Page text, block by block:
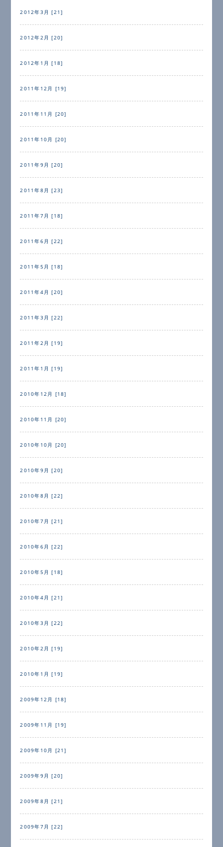
2012年3月 [21]
2012年2月 [20]
2012年1月 [18]
2011年12月 [19]
2011年11月 [20]
2011年10月 [20]
2011年9月 [20]
2011年8月 [23]
2011年7月 [18]
2011年6月 [22]
2011年5月 [18]
2011年4月 [20]
2011年3月 [22]
2011年2月 [19]
2011年1月 [19]
2010年12月 [18]
2010年11月 [20]
2010年10月 [20]
2010年9月 [20]
2010年8月 [22]
2010年7月 [21]
2010年6月 [22]
2010年5月 [18]
2010年4月 [21]
2010年3月 [22]
2010年2月 [19]
2010年1月 [19]
2009年12月 [18]
2009年11月 [19]
2009年10月 [21]
2009年9月 [20]
2009年8月 [21]
2009年7月 [22]